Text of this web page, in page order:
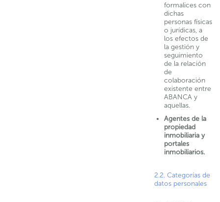
formalices con
dichas
personas físicas
o jurídicas, a
los efectos de
la gestión y
seguimiento
de la relación
de
colaboración
existente entre
ABANCA y
aquellas.
Agentes de la
propiedad
inmobiliaria y
portales
inmobiliarios.
2.2. Categorías de
datos personales